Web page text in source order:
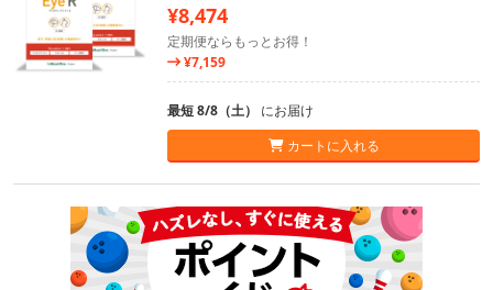
¥8,474
定期便ならもっとお得！
¥7,159
最短 8/8（土） にお届け
カートに入れる